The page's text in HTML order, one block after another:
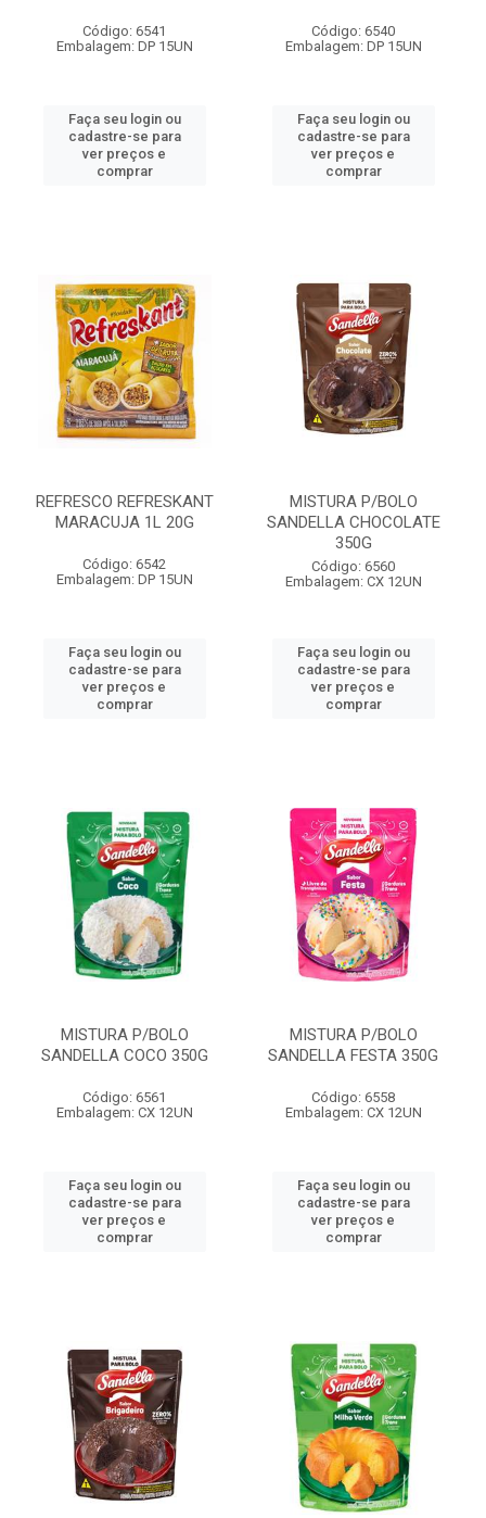
Código: 6541
Embalagem: DP 15UN
Faça seu login ou
cadastre-se para
ver preços e
comprar
Código: 6540
Embalagem: DP 15UN
Faça seu login ou
cadastre-se para
ver preços e
comprar
REFRESCO REFRESKANT
MARACUJA 1L 20G
Código: 6542
Embalagem: DP 15UN
Faça seu login ou
cadastre-se para
ver preços e
comprar
MISTURA P/BOLO
SANDELLA CHOCOLATE
350G
Código: 6560
Embalagem: CX 12UN
Faça seu login ou
cadastre-se para
ver preços e
comprar
MISTURA P/BOLO
SANDELLA COCO 350G
Código: 6561
Embalagem: CX 12UN
Faça seu login ou
cadastre-se para
ver preços e
comprar
MISTURA P/BOLO
SANDELLA FESTA 350G
Código: 6558
Embalagem: CX 12UN
Faça seu login ou
cadastre-se para
ver preços e
comprar